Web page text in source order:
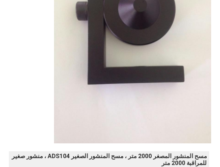
مسح المنشور المصغر 2000 متر ، مسح المنشور الصغير ADS104 ، منشور صغير
للمراقبة 2000 متر